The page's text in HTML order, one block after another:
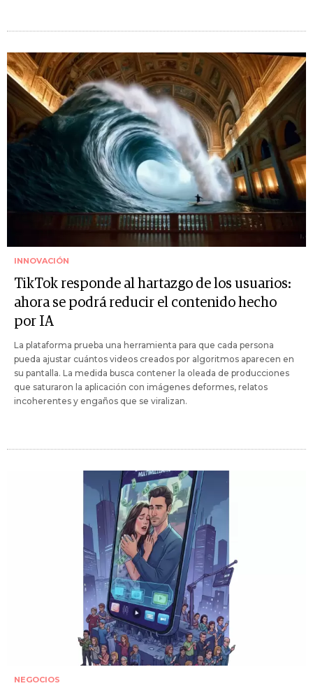
INNOVACIÓN
TikTok responde al hartazgo de los usuarios:
ahora se podrá reducir el contenido hecho
por IA
La plataforma prueba una herramienta para que cada persona
pueda ajustar cuántos videos creados por algoritmos aparecen en
su pantalla. La medida busca contener la oleada de producciones
que saturaron la aplicación con imágenes deformes, relatos
incoherentes y engaños que se viralizan.
NEGOCIOS